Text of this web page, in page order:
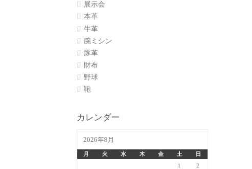
展示会
本革
牛革
腕ミシン
豚革
財布
野球
鞄
カレンダー
2026年8月
月 火 水 木 金 土
日
1
2